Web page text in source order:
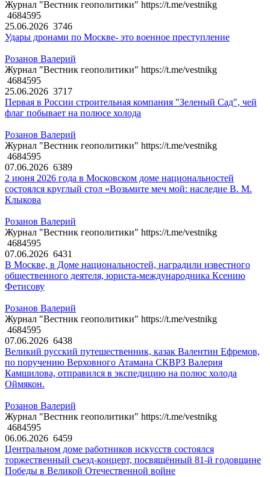
Журнал "Вестник геополитики" https://t.me/vestnikg
4684595
25.06.2026 3746
Удары дронами по Москве- это военное преступление
Розанов Валерий
Журнал "Вестник геополитики" https://t.me/vestnikg
4684595
25.06.2026 3717
Первая в России строительная компания "Зеленый Сад", чей
флаг побывает на полюсе холода
Розанов Валерий
Журнал "Вестник геополитики" https://t.me/vestnikg
4684595
07.06.2026 6389
2 июня 2026 года в Московском доме национальностей
состоялся круглый стол «Возьмите меч мой: наследие В. М.
Клыкова
Розанов Валерий
Журнал "Вестник геополитики" https://t.me/vestnikg
4684595
07.06.2026 6431
В Москве, в Доме национальностей, наградили известного
общественного деятеля, юриста-международника Ксению
Фетисову
Розанов Валерий
Журнал "Вестник геополитики" https://t.me/vestnikg
4684595
07.06.2026 6438
Великий русский путешественник, казак Валентин Ефремов,
по поручению Верховного Атамана СКВРЗ Валерия
Камшилова, отправился в экспедицию на полюс холода
Оймякон.
Розанов Валерий
Журнал "Вестник геополитики" https://t.me/vestnikg
4684595
06.06.2026 6459
Центральном доме работников искусств состоялся
торжественный съезд-концерт, посвящённый 81-й годовщине
Победы в Великой Отечественной войне